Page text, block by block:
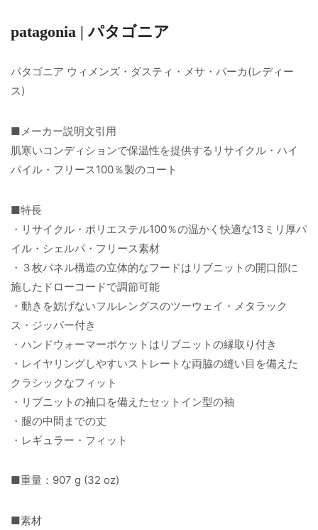
patagonia | パタゴニア
パタゴニア ウィメンズ・ダスティ・メサ・パーカ(レディー
ス)
■メーカー説明文引用
肌寒いコンディションで保温性を提供するリサイクル・ハイ
パイル・フリース100％製のコート
■特長
・リサイクル・ポリエステル100％の温かく快適な13ミリ厚パ
イル・シェルパ・フリース素材
・３枚パネル構造の立体的なフードはリブニットの開口部に
施したドローコードで調節可能
・動きを妨げないフルレングスのツーウェイ・メタラック
ス・ジッパー付き
・ハンドウォーマーポケットはリブニットの縁取り付き
・レイヤリングしやすいストレートな両脇の縫い目を備えた
クラシックなフィット
・リブニットの袖口を備えたセットイン型の袖
・腿の中間までの丈
・レギュラー・フィット
■重量：907 g (32 oz)
■素材